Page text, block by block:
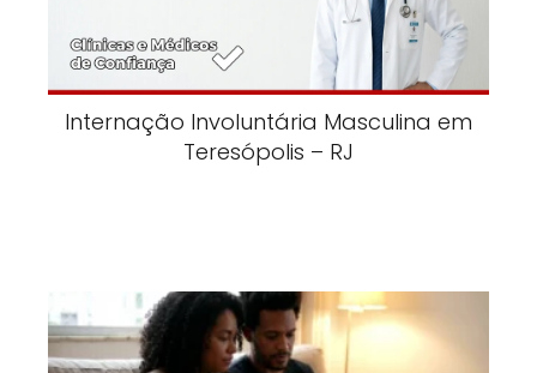
Internação Involuntária Masculina em
Teresópolis – RJ